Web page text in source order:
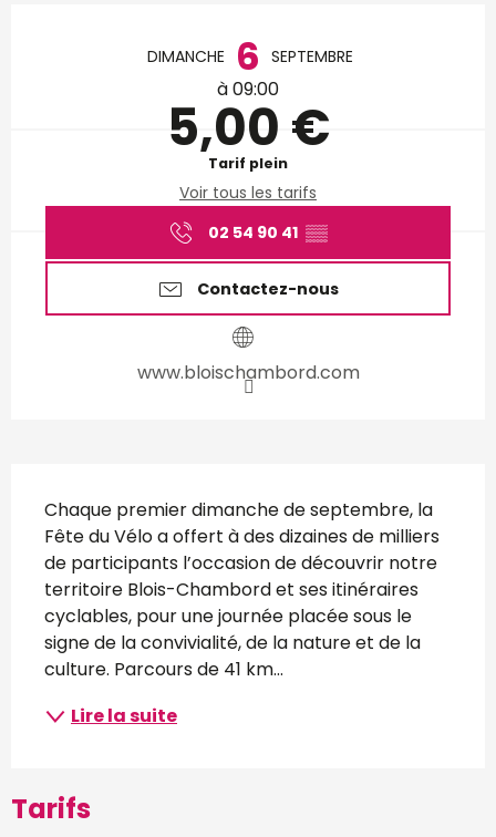
Ouverture et coordonnées
DIMANCHE 6 SEPTEMBRE
à 09:00
5,00 €
Tarif plein
Voir tous les tarifs
02 54 90 41 ▒▒
Contactez-nous
www.bloischambord.com
Description
Chaque premier dimanche de septembre, la
Fête du Vélo a offert à des dizaines de milliers
de participants l’occasion de découvrir notre
territoire Blois-Chambord et ses itinéraires
cyclables, pour une journée placée sous le
signe de la convivialité, de la nature et de la
culture. Parcours de 41 km...
Lire la suite
Tarifs